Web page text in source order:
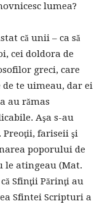
lumea?
că unii – ca să
cei doldora de
greci, care
te uimeau, dar ei
au rămas
Aşa s-au
fariseii şi
poporului de
le atingeau (Mat.
Sfinţii Părinţi au
Sfintei Scripturi a